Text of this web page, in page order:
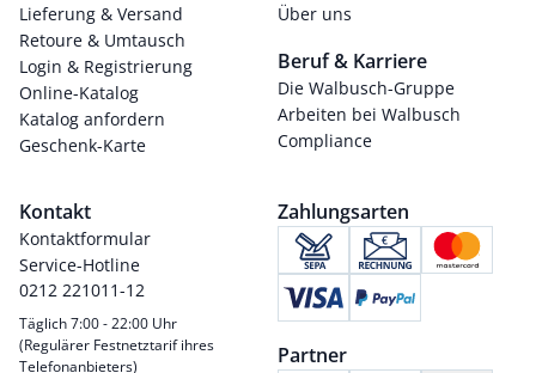
Lieferung & Versand
Retoure & Umtausch
Login & Registrierung
Online-Katalog
Katalog anfordern
Geschenk-Karte
Über uns
Beruf & Karriere
Die Walbusch-Gruppe
Arbeiten bei Walbusch
Compliance
Kontakt
Kontaktformular
Service-Hotline
0212 221011-12
Täglich 7:00 - 22:00 Uhr
(Regulärer Festnetztarif ihres
Telefonanbieters)
Zahlungsarten
Partner